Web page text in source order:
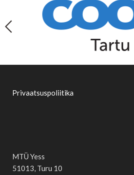
Privaatsuspoliitika
MTÜ Yess
51013, Turu 10